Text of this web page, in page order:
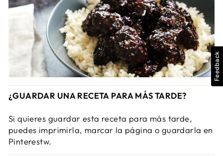
¿GUARDAR UNA RECETA PARA MÁS TARDE?
Si quieres guardar esta receta para más tarde,
puedes imprimirla, marcar la página o guardarla en
Pinterestw.
Feedback